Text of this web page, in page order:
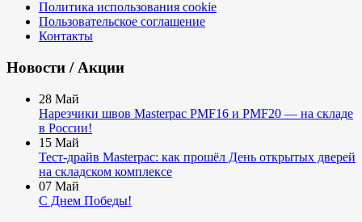
Политика использования cookie
Пользовательское соглашение
Контакты
Новости / Акции
28 Май
Нарезчики швов Masterpac PMF16 и PMF20 — на складе
в России!
15 Май
Тест-драйв Masterpac: как прошёл День открытых дверей
на складском комплексе
07 Май
С Днем Победы!